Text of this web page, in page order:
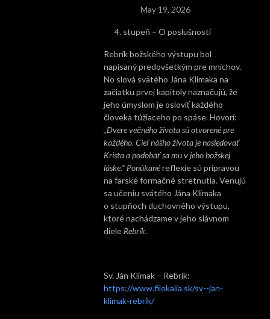
May 19, 2026
stupeň – O poslušnosti
Rebrík božského výstupu bol
napísaný predovšetkým pre mníchov.
No slová svätého Jána Klimaka na
začiatku prvej kapitoly naznačujú, že
jeho úmyslom je osloviť každého
človeka túžiaceho po spáse. Hovorí:
„Dvere večného života sú otvorené pre
každého. Cieľ nášho života je nasledovať
Krista a podobať sa mu v jeho božskej
láske.“ Ponúkanéreflexie sú prípravou
na farské formačné stretnutia. Venujú
sa učeniu svätého Jána Klimaka
o stupňoch duchovného výstupu,
ktoré nachádzame v jeho slávnom
diele Rebrík.
Sv. Ján Klimak – Rebrík:
https://www.filokalia.sk/sv--jan-
klimak-rebrik/